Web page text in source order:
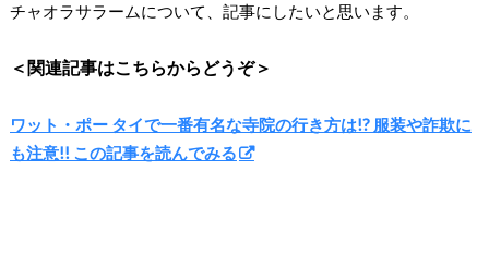
チャオラサラームについて、記事にしたいと思います。
＜関連記事はこちらからどうぞ＞
ワット・ポー タイで一番有名な寺院の行き方は!? 服装や詐欺に
も注意!! この記事を読んでみる